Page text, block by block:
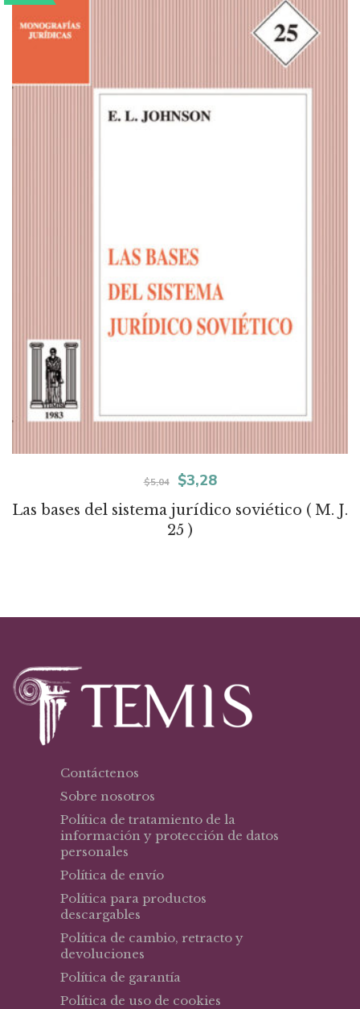
Las bases del sistema jurídico soviético ( M. J.
25 )
$5,04
El
precio
original
$3,28El
precio
Contáctenos
Sobre nosotros
Política de tratamiento de la
información y protección de datos
personales
Política de envío
Política para productos
descargables
Política de cambio, retracto y
devoluciones
Política de garantía
Política de uso de cookies